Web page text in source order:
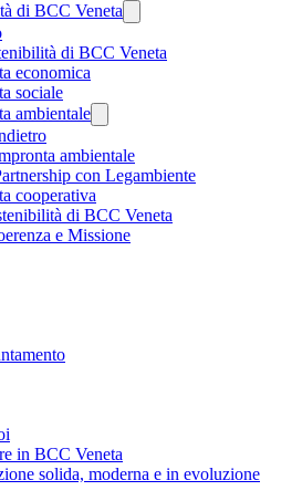
di BCC Veneta
di BCC Veneta
economica
sociale
ambientale
ambientale
con Legambiente
cooperativa
di BCC Veneta
e Missione
in BCC Veneta
solida, moderna e in evoluzione